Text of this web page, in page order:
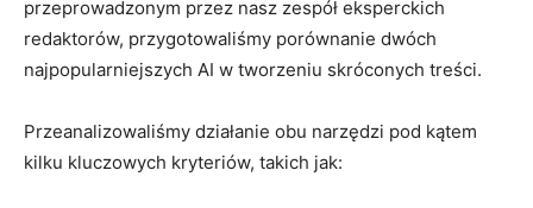
przeprowadzonym przez nasz ​zespół eksperckich
redaktorów, przygotowaliśmy⁣ porównanie dwóch⁢
najpopularniejszych AI w tworzeniu ⁢skróconych treści.
Przeanalizowaliśmy ‍działanie obu narzędzi pod ‍kątem
kilku kluczowych kryteriów, takich jak: